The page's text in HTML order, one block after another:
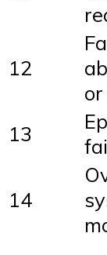
12
13
14